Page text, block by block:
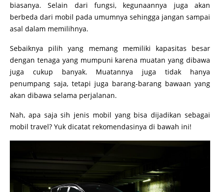
biasanya. Selain dari fungsi, kegunaannya juga akan
berbeda dari mobil pada umumnya sehingga jangan sampai
asal dalam memilihnya.
Sebaiknya pilih yang memang memiliki kapasitas besar
dengan tenaga yang mumpuni karena muatan yang dibawa
juga cukup banyak. Muatannya juga tidak hanya
penumpang saja, tetapi juga barang-barang bawaan yang
akan dibawa selama perjalanan.
Nah, apa saja sih jenis mobil yang bisa dijadikan sebagai
mobil travel? Yuk dicatat rekomendasinya di bawah ini!